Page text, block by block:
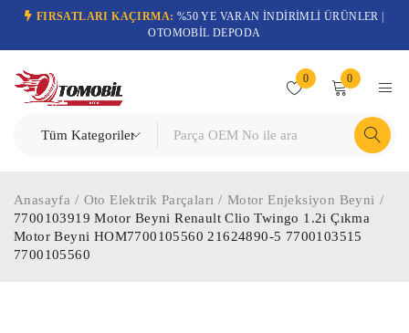
FIRSATLARI KAÇIRMA: %50 YE VARAN İNDİRİMLİ ÜRÜNLER |
OTOMOBİL DEPODA
0 0
Anasayfa / Oto Elektrik Parçaları / Motor Enjeksiyon Beyni /
7700103919 Motor Beyni Renault Clio Twingo 1.2i Çıkma
Motor Beyni HOM7700105560 21624890-5 7700103515
7700105560